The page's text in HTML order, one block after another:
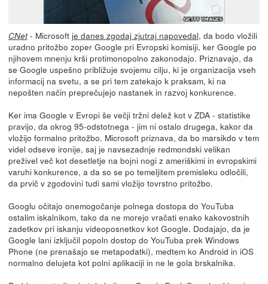
CNet- Microsoft je danes zgodaj zjutraj napovedal, da bodo vložili
uradno pritožbo zoper Google pri Evropski komisiji, ker Google po
njihovem mnenju krši protimonopolno zakonodajo. Priznavajo, da
se Google uspešno približuje svojemu cilju, ki je organizacija vseh
informacij na svetu, a se pri tem zatekajo k praksam, ki na
nepošten način preprečujejo nastanek in razvoj konkurence.
Ker ima Google v Evropi še večji tržni delež kot v ZDA - statistike
pravijo, da okrog 95-odstotnega - jim ni ostalo drugega, kakor da
vložijo formalno pritožbo. Microsoft priznava, da bo marsikdo v tem
videl odseve ironije, saj je navsezadnje redmondski velikan
preživel več kot desetletje na bojni nogi z ameriškimi in evropskimi
varuhi konkurence, a da so se po temeljitem premisleku odločili,
da prvič v zgodovini tudi sami vložijo tovrstno pritožbo.
Googlu očitajo onemogočanje polnega dostopa do YouTuba
ostalim iskalnikom, tako da ne morejo vračati enako kakovostnih
zadetkov pri iskanju videoposnetkov kot Google. Dodajajo, da je
Google lani izključil popoln dostop do YouTuba prek Windows
Phone (ne prenašajo se metapodatki), medtem ko Android in iOS
normalno delujeta kot polni aplikaciji in ne le gola brskalnika.